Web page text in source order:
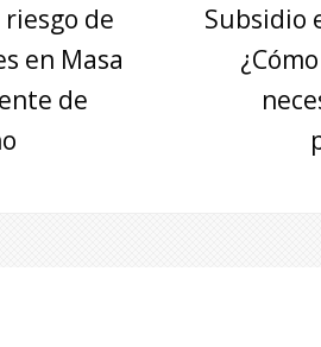
de
en Masa
de
Subsidio